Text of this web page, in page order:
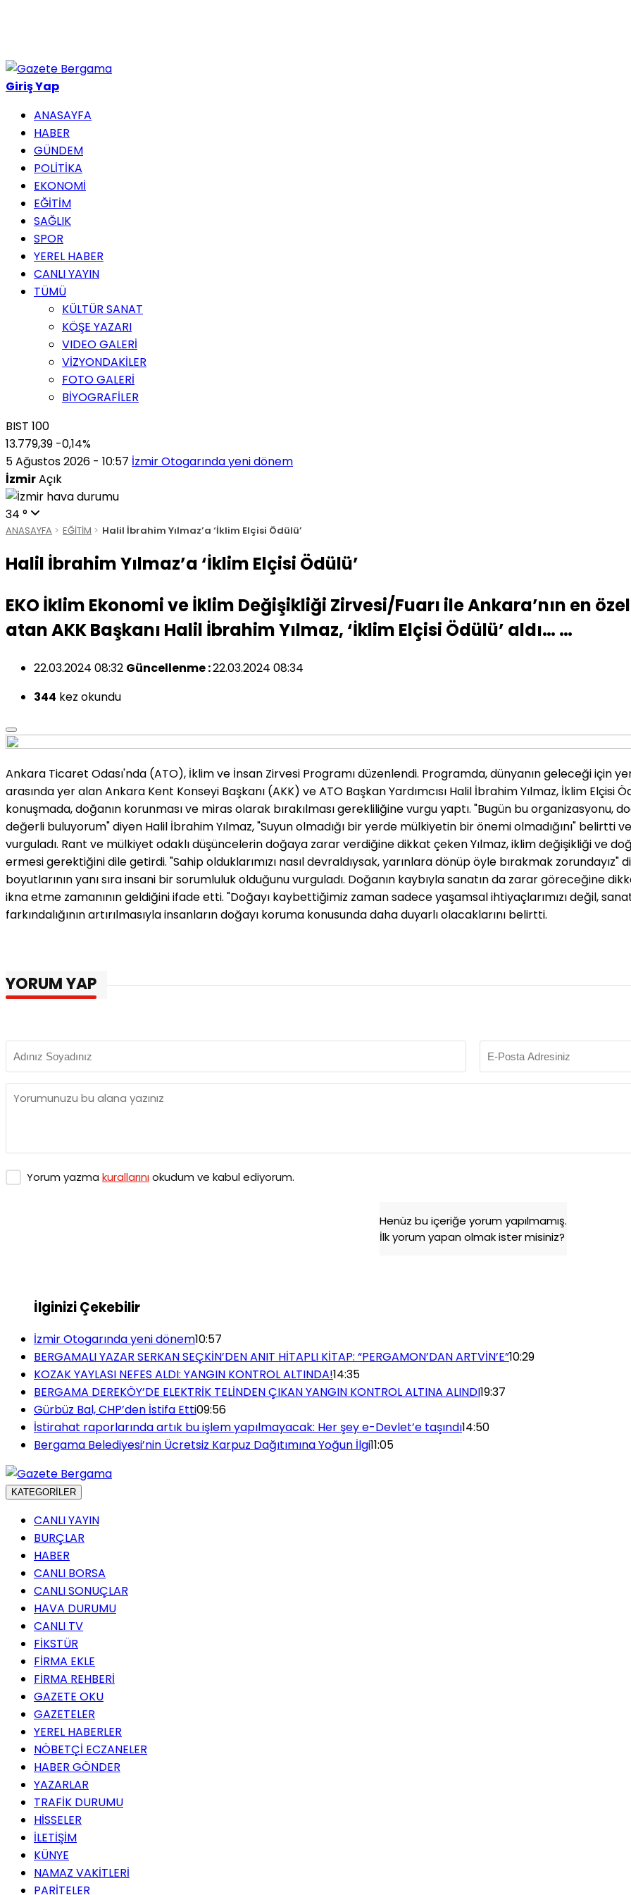
Giriş Yap
ANASAYFA
HABER
GÜNDEM
POLİTİKA
EKONOMİ
EĞİTİM
SAĞLIK
SPOR
YEREL HABER
CANLI YAYIN
TÜMÜ
KÜLTÜR SANAT
KÖŞE YAZARI
VIDEO GALERİ
VİZYONDAKİLER
FOTO GALERİ
BİYOGRAFİLER
BIST 100
13.779,39 -0,14%
5 Ağustos 2026 - 10:57 İzmir Otogarında yeni dönem
İzmirAçık
34 °
ANASAYFA EĞİTİM Halil İbrahim Yılmaz’a ‘İklim Elçisi Ödülü’
Halil İbrahim Yılmaz’a ‘İklim Elçisi Ödülü’
EKO İklim Ekonomi ve İklim Değişikliği Zirvesi/Fuarı ile Ankara’nın en
atan AKK Başkanı Halil İbrahim Yılmaz, ‘İklim Elçisi Ödülü’ aldı… …
22.03.2024 08:32 Güncellenme :22.03.2024 08:34
344 kez okundu
Ankara Ticaret Odası'nda (ATO), İklim ve İnsan Zirvesi Programı düzenlendi. Programda, dünyanın geleceği için
arasında yer alan Ankara Kent Konseyi Başkanı (AKK) ve ATO Başkan Yardımcısı Halil İbrahim Yılmaz, İklim Elçisi
konuşmada, doğanın korunması ve miras olarak bırakılması gerekliliğine vurgu yaptı. "Bugün bu organizasyonu,
değerli buluyorum" diyen Halil İbrahim Yılmaz, "Suyun olmadığı bir yerde mülkiyetin bir önemi olmadığını" belirtti ve
vurguladı. Rant ve mülkiyet odaklı düşüncelerin doğaya zarar verdiğine dikkat çeken Yılmaz, iklim değişikliği ve
ermesi gerektiğini dile getirdi. "Sahip olduklarımızı nasıl devraldıysak, yarınlara dönüp öyle bırakmak zorundayız"
boyutlarının yanı sıra insani bir sorumluluk olduğunu vurguladı. Doğanın kaybıyla sanatın da zarar göreceğine
ikna etme zamanının geldiğini ifade etti. "Doğayı kaybettiğimiz zaman sadece yaşamsal ihtiyaçlarımızı değil,
farkındalığının artırılmasıyla insanların doğayı koruma konusunda daha duyarlı olacaklarını belirtti.
YORUM YAP
Yorum yazma kurallarınıokudum ve kabul ediyorum.
Henüz bu içeriğe yorum yapılmamış.
İlk yorum yapan olmak ister misiniz?
İlginizi Çekebilir
İzmir Otogarında yeni dönem10:57
BERGAMALI YAZAR SERKAN SEÇKİN’DEN ANIT HİTAPLI KİTAP: “PERGAMON’DAN ARTVİN’E”10:29
KOZAK YAYLASI NEFES ALDI: YANGIN KONTROL ALTINDA!14:35
BERGAMA DEREKÖY’DE ELEKTRİK TELİNDEN ÇIKAN YANGIN KONTROL ALTINA ALINDI19:37
Gürbüz Bal, CHP’den İstifa Etti09:56
İstirahat raporlarında artık bu işlem yapılmayacak: Her şey e-Devlet’e taşındı14:50
Bergama Belediyesi’nin Ücretsiz Karpuz Dağıtımına Yoğun İlgi11:05
KATEGORİLER
CANLI YAYIN
BURÇLAR
HABER
CANLI BORSA
CANLI SONUÇLAR
HAVA DURUMU
CANLI TV
FİKSTÜR
FİRMA EKLE
FİRMA REHBERİ
GAZETE OKU
GAZETELER
YEREL HABERLER
NÖBETÇİ ECZANELER
HABER GÖNDER
YAZARLAR
TRAFİK DURUMU
HİSSELER
İLETİŞİM
KÜNYE
NAMAZ VAKİTLERİ
PARİTELER